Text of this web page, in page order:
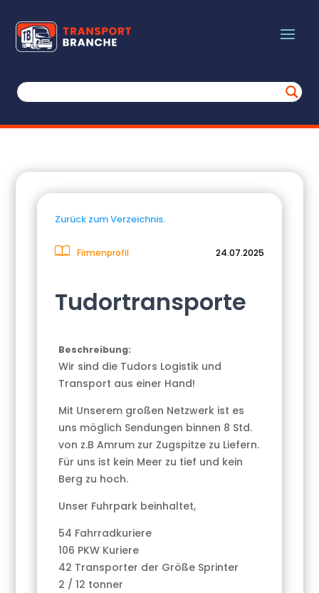
Zurück zum Verzeichnis.
Firmenprofil 24.07.2025
Tudortransporte
Beschreibung:
Wir sind die Tudors Logistik und
Transport aus einer Hand!
Mit Unserem großen Netzwerk ist es
uns möglich Sendungen binnen 8 Std.
von z.B Amrum zur Zugspitze zu Liefern.
Für uns ist kein Meer zu tief und kein
Berg zu hoch.
Unser Fuhrpark beinhaltet,
54 Fahrradkuriere
106 PKW Kuriere
42 Transporter der Größe Sprinter
2 / 12 tonner